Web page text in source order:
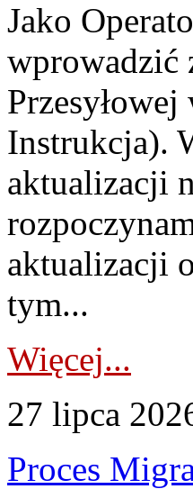
Jako
wprowadzić
Instrukcja).
aktualizacji
aktualizacji
tym...
Więcej...
27 lipca
Proces